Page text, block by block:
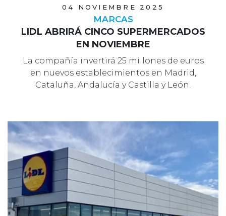
04 NOVIEMBRE 2025
MARCAS
LIDL ABRIRÁ CINCO SUPERMERCADOS
EN NOVIEMBRE
La compañía invertirá 25 millones de euros
en nuevos establecimientos en Madrid,
Cataluña, Andalucía y Castilla y León.